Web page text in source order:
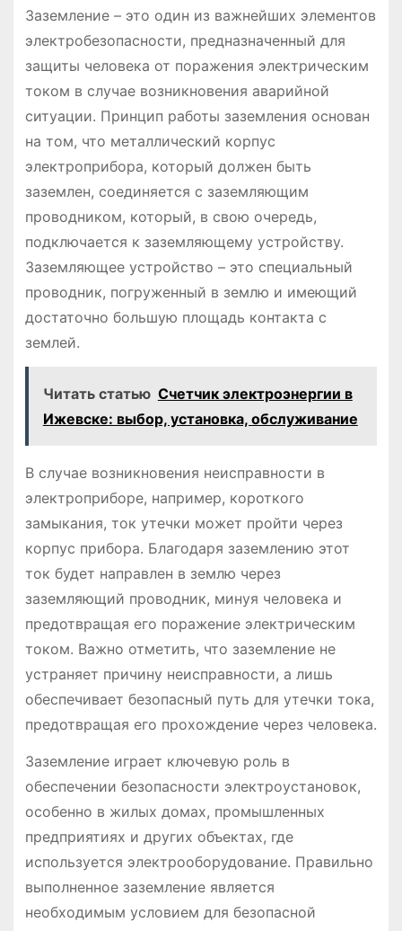
Заземление – это один из важнейших элементов
электробезопасности, предназначенный для
защиты человека от поражения электрическим
током в случае возникновения аварийной
ситуации. Принцип работы заземления основан
на том, что металлический корпус
электроприбора, который должен быть
заземлен, соединяется с заземляющим
проводником, который, в свою очередь,
подключается к заземляющему устройству.
Заземляющее устройство – это специальный
проводник, погруженный в землю и имеющий
достаточно большую площадь контакта с
землей.
Читать статью Счетчик электроэнергии в
Ижевске: выбор, установка, обслуживание
В случае возникновения неисправности в
электроприборе, например, короткого
замыкания, ток утечки может пройти через
корпус прибора. Благодаря заземлению этот
ток будет направлен в землю через
заземляющий проводник, минуя человека и
предотвращая его поражение электрическим
током. Важно отметить, что заземление не
устраняет причину неисправности, а лишь
обеспечивает безопасный путь для утечки тока,
предотвращая его прохождение через человека.
Заземление играет ключевую роль в
обеспечении безопасности электроустановок,
особенно в жилых домах, промышленных
предприятиях и других объектах, где
используется электрооборудование. Правильно
выполненное заземление является
необходимым условием для безопасной